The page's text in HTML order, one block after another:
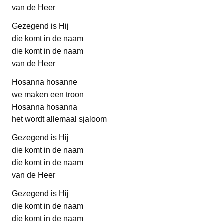
van de Heer
Gezegend is Hij
die komt in de naam
die komt in de naam
van de Heer
Hosanna hosanne
we maken een troon
Hosanna hosanna
het wordt allemaal sjaloom
Gezegend is Hij
die komt in de naam
die komt in de naam
van de Heer
Gezegend is Hij
die komt in de naam
die komt in de naam